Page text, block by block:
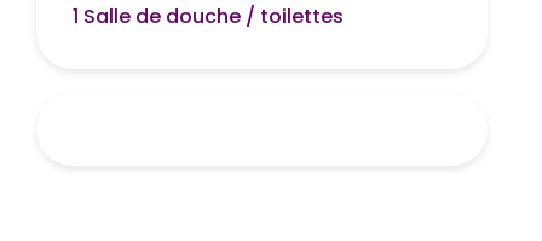
1 Salle de douche / toilettes